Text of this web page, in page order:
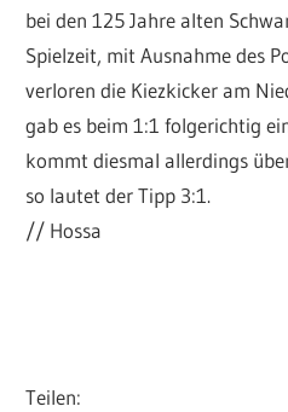
bei den 125 Jahre alten
Spielzeit, mit Ausnahme des
verloren die Kiezkicker am
gab es beim 1:1 folgerichtig
kommt diesmal allerdings
so lautet der Tipp 3:1.
// Hossa
Teilen: